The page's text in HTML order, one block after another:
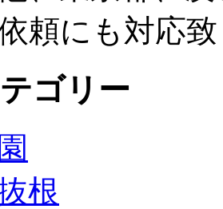
頼にも対応
ゴリー
根